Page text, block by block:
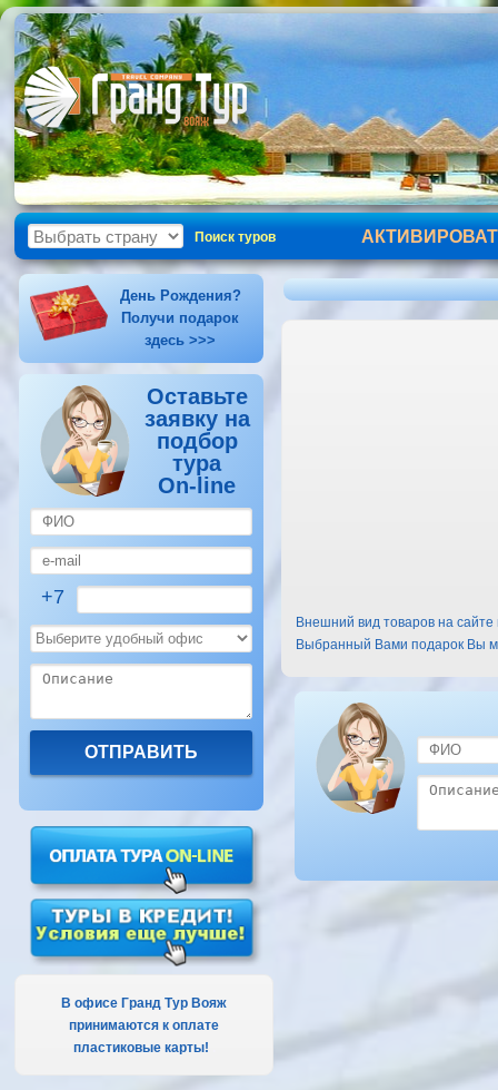
Поиск туров
День Рождения?
Получи подарок
здесь >>>
Оставьте
заявку на
подбор
тура
On-line
+7
В офисе Гранд Тур Вояж
принимаются к оплате
пластиковые карты!
Внешний вид товаров на
Выбранный Вами подарок Вы